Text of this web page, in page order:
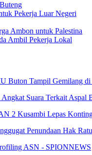
Pekerja Luar Negeri
Ambon untuk Palestina
Ambil Pekerja Lokal
Buton Tampil Gemilang
Suara Terkait Aspal
2 Kusambi Lepas
Penundaan Hak
ASN - SPIONNEWS